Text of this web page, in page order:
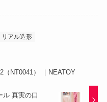
リアル造形
（NT0041） ｜NEATOY
ル 真実の口